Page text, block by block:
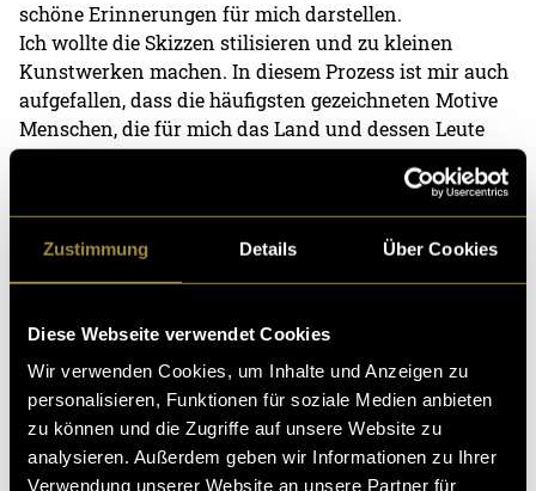
Zustimmung Details Über Cookies
Diese Webseite verwendet Cookies
Wir verwenden Cookies, um Inhalte und Anzeigen zu
personalisieren, Funktionen für soziale Medien anbieten
zu können und die Zugriffe auf unsere Website zu
analysieren. Außerdem geben wir Informationen zu Ihrer
Verwendung unserer Website an unsere Partner für
schöne Erinnerungen für mich darstellen.
Ich wollte die Skizzen stilisieren und zu kleinen
Kunstwerken machen. In diesem Prozess ist mir auch
aufgefallen, dass die häufigsten gezeichneten Motive
Menschen, die für mich das Land und dessen Leute
sowie abbilden, sowie gedeckte, besetzte oder
verlassene Tische sind. Ich habe mich aus allen
Skizzen also für das Thema der Tische (im weitesten
Sinne) entschieden.
lassen, wie man sie aus den Werbeanzeigen der 60er